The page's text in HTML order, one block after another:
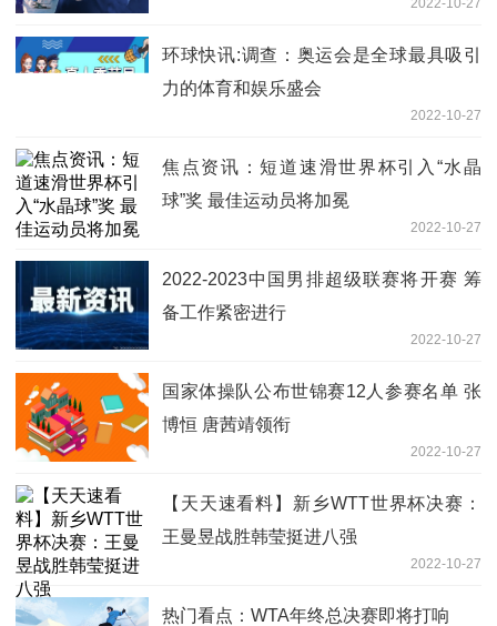
环球快讯:调查：奥运会是全球最具吸引
力的体育和娱乐盛会
2022-10-27
焦点资讯：短道速滑世界杯引入“水晶
球”奖 最佳运动员将加冕
2022-10-27
2022-2023中国男排超级联赛将开赛 筹
备工作紧密进行
2022-10-27
国家体操队公布世锦赛12人参赛名单 张
博恒 唐茜靖领衔
2022-10-27
【天天速看料】新乡WTT世界杯决赛：
王曼昱战胜韩莹挺进八强
2022-10-27
热门看点：WTA年终总决赛即将打响